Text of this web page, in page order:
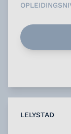
LELYSTAD